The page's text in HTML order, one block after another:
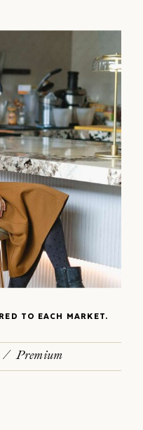
TO EACH MARKET.
Premium